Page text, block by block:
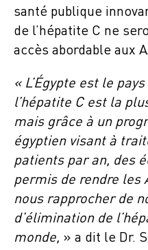
santé publique
de l’hépatite C ne
accès abordable aux
« L’Égypte est le
l’hépatite C est la
mais grâce à un
égyptien visant à
patients par an, des
permis de rendre les
nous rapprocher de
d’élimination de
monde, » a dit le Dr.